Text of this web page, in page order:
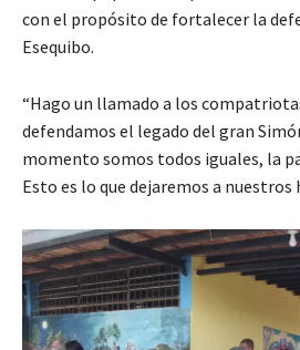
con el propósito de fortalecer la
Esequibo.
“Hago un llamado a los
defendamos el legado del gran
momento somos todos iguales, la
Esto es lo que dejaremos a nuestros